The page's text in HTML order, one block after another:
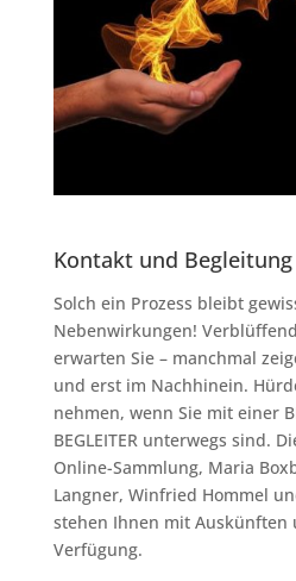
Kontakt und Begleitung
Solch ein Prozess bleibt
Nebenwirkungen!
erwarten Sie – manchmal
und erst im Nachhinein.
nehmen, wenn Sie mit einer
BEGLEITER unterwegs sind.
Online-Sammlung, Maria
Langner, Winfried Hommel
stehen Ihnen mit Auskünften
Verfügung.